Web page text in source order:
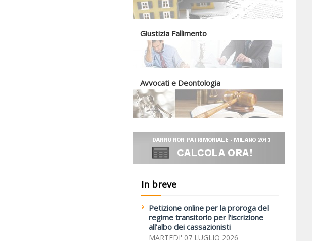
Giustizia Fallimento
Avvocati e Deontologia
In breve
Petizione online per la proroga del
regime transitorio per l’iscrizione
all’albo dei cassazionisti
MARTEDI' 07 LUGLIO 2026